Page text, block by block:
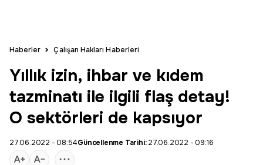
Haberler Çalışan Hakları Haberleri
Yıllık izin, ihbar ve kıdem
tazminatı ile ilgili flaş detay!
O sektörleri de kapsıyor
27.06.2022 - 08:54Güncellenme Tarihi:27.06.2022 - 09:16